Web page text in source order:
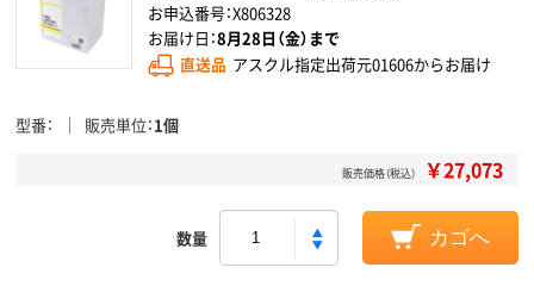
お申込番号：X806328
お届け日：8月28日（金）まで
直送品 アスクル指定出荷元01606からお届け
型番 販売単位 1個
販売価格（税込） ￥27,073
数量 カゴへ